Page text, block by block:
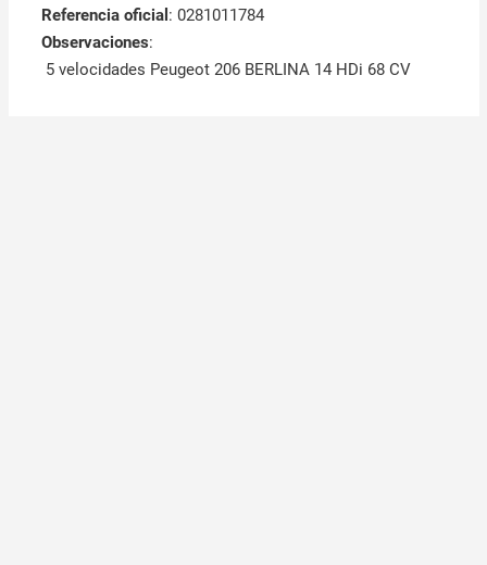
Referencia oficial : 0281011784
Observaciones:
5 velocidades Peugeot 206 BERLINA 14 HDi 68 CV